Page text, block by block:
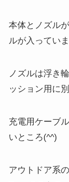
本体とノズル
ルが入っていま
ノズルは浮き
ッション用に
充電用ケーブ
いところ(^^)
アウトドア系